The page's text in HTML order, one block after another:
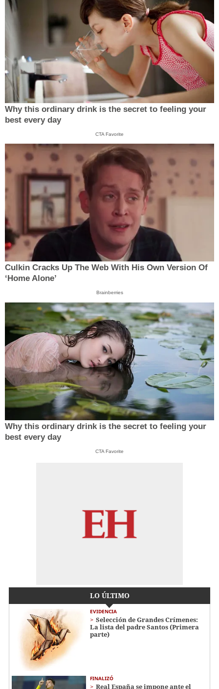
Why this ordinary drink is the secret to feeling your
best every day
CTA Favorite
Culkin Cracks Up The Web With His Own Version Of
‘Home Alone’
Brainberries
Why this ordinary drink is the secret to feeling your
best every day
CTA Favorite
LO ÚLTIMO
EVIDENCIA
Selección de Grandes Crímenes:
La lista del padre Santos (Primera
parte)
FINALIZÓ
Real España se impone ante el